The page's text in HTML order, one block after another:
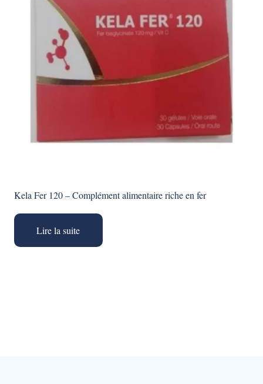
Kela Fer 120 – Complément alimentaire riche en fer
Lire la suite